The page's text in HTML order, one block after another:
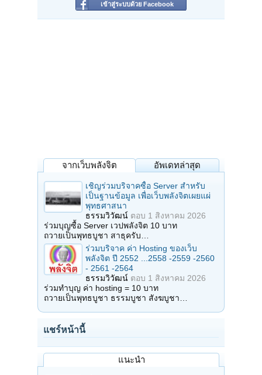
เข้าสู่ระบบด้วย Facebook
จากเว็บพลังจิต อัพเดทล่าสุด
เชิญร่วมบริจาคซื้อ Server สำหรับ
เป็นฐานข้อมูล เพื่อเว็บพลังจิตเผยแผ่
พุทธศาสนา
ธรรมวิวัฒน์ ตอบ 1 สิงหาคม 2026
ร่วมบุญซื้อ Server เวปพลังจิต 10 บาท
ถวายเป็นพุทธบูชา สาธุครับ…
ร่วมบริจาค ค่า Hosting ของเว็บ
พลังจิต ปี 2552 ...2558 -2559 -2560
- 2561 -2564
ธรรมวิวัฒน์ ตอบ 1 สิงหาคม 2026
ร่วมทำบุญ ค่า hosting = 10 บาท
ถวายเป็นพุทธบูชา ธรรมบูชา สังฆบูชา…
แชร์หน้านี้
แนะนำ